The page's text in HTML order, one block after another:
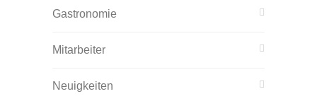
Gastronomie
Mitarbeiter
Neuigkeiten